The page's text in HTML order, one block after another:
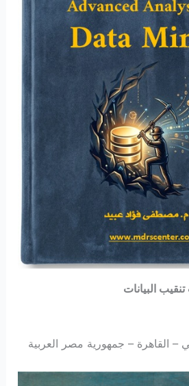
البيانات
– القاهرة – جمهورية مصر العربية